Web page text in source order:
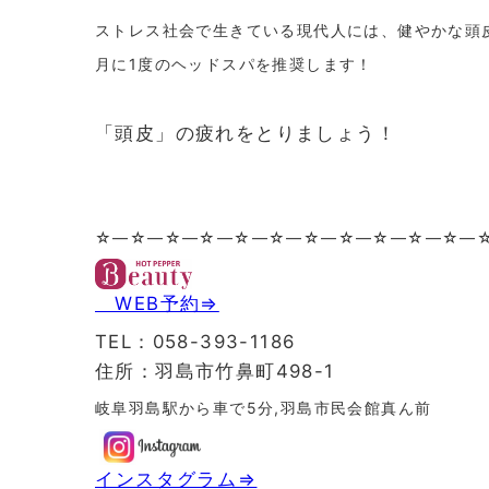
ストレス社会で生きている現代人には、健やかな頭
月に1度のヘッドスパを推奨します！
「頭皮」の疲れをとりましょう！
WEB予約⇒
TEL：058-393-1186
住所：羽島市竹鼻町498-1
岐阜羽島駅から車で5分,羽島市民会館真ん前
インスタグラム⇒